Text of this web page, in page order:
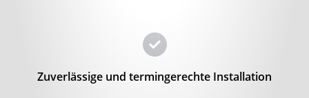
Zuverlässige und termingerechte Installation